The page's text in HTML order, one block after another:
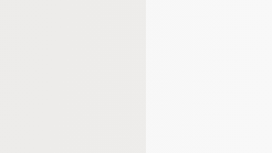
nous permet de poursuivre nos